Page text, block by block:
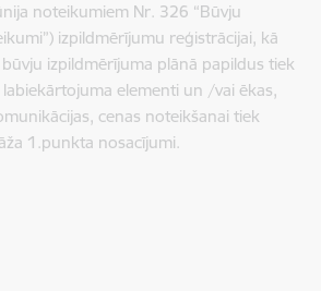
noteikumiem Nr. 326 “Būvju
izpildmērījumu reģistrācijai, kā
izpildmērījuma plānā papildus tiek
elementi un /vai ēkas,
cenas noteikšanai tiek
1.punkta nosacījumi.